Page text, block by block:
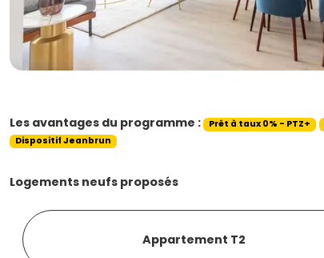
Les avantages du programme : Prêt à taux 0% - PTZ+
Dispositif Jeanbrun
Logements neufs proposés
Appartement T2